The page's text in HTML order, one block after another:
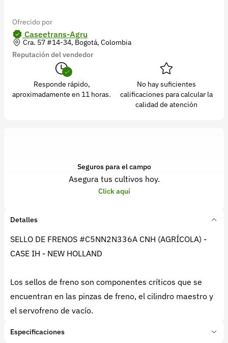
Ofrecido por
Caseetrans-Agru
Cra. 57 #14-34, Bogotá, Colombia
Reputación del vendedor
Responde rápido,
aproximadamente en 11 horas.
No hay suficientes
calificaciones para calcular la
calidad de atención
Seguros para el campo
Asegura tus cultivos hoy.
Click aquí
Detalles
SELLO DE FRENOS #C5NN2N336A CNH (AGRÍCOLA) -
CASE IH - NEW HOLLAND
Los sellos de freno son componentes críticos que se
encuentran en las pinzas de freno, el cilindro maestro y
el servofreno de vacío.
Especificaciones
Síguenos